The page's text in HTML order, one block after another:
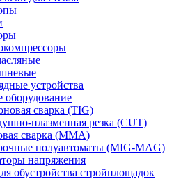
устройства
оборудование
сварка (TIG)
плазменная резка (CUT)
сварка (ММА)
полуавтоматы (MIG-MAG)
напряжения
обустройства стройплощадок